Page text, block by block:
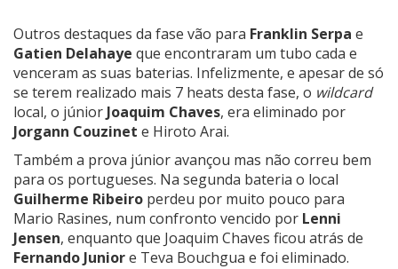
Outros destaques da fase vão para Franklin Serpa e
Gatien Delahaye que encontraram um tubo cada e
venceram as suas baterias. Infelizmente, e apesar de só
se terem realizado mais 7 heats desta fase, o wildcard
local, o júniorJoaquim Chaves, era eliminado por
Jorgann Couzinet e Hiroto Arai.
Também a prova júnior avançou mas não correu bem
para os portugueses. Na segunda bateria o local
Guilherme Ribeiro perdeu por muito pouco para
Mario Rasines, num confronto vencido por Lenni
Jensen, enquanto que Joaquim Chaves ficou atrás de
Fernando Juniore Teva Bouchgua e foi eliminado.